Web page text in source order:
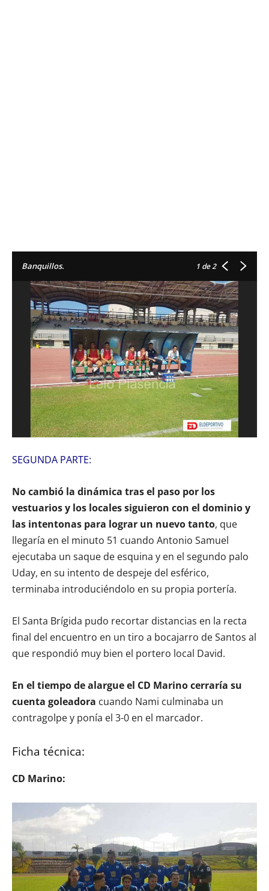
Banquillos. 1 de 2
SEGUNDA PARTE:
No cambió la dinámica tras el paso por los
vestuarios y los locales siguieron con el dominio y
las intentonas para lograr un nuevo tanto, que
llegaría en el minuto 51 cuando Antonio Samuel
ejecutaba un saque de esquina y en el segundo palo
Uday, en su intento de despeje del esférico,
terminaba introduciéndolo en su propia portería.
El Santa Brígida pudo recortar distancias en la recta
final del encuentro en un tiro a bocajarro de Santos al
que respondió muy bien el portero local David.
En el tiempo de alargue el CD Marino cerraría su
cuenta goleadora cuando Nami culminaba un
contragolpe y ponía el 3-0 en el marcador.
Ficha técnica:
CD Marino: